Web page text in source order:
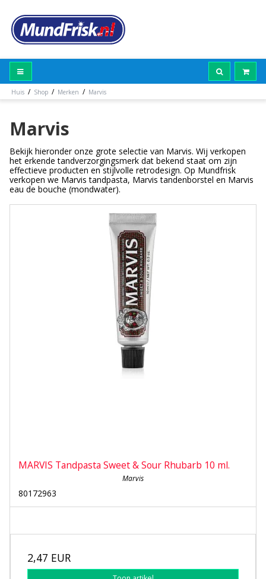
Huis / Shop / Merken / Marvis
Marvis
Bekijk hieronder onze grote selectie van Marvis. Wij verkopen
het erkende tandverzorgingsmerk dat bekend staat om zijn
effectieve producten en stijlvolle retrodesign. Op Mundfrisk
verkopen we Marvis tandpasta, Marvis tandenborstel en Marvis
eau de bouche (mondwater).
MARVIS Tandpasta Sweet & Sour Rhubarb 10 ml.
Marvis
80172963
2,47 EUR